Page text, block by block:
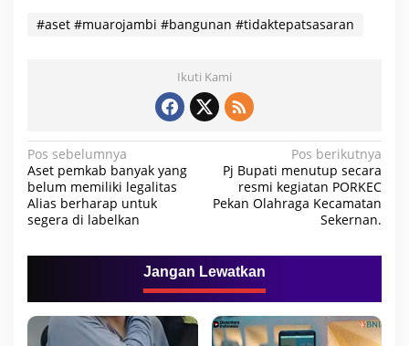
#aset #muarojambi #bangunan #tidaktepatsasaran
Ikuti Kami
N
a
v
g
s
Pos sebelumnya
Aset pemkab banyak yang
belum memiliki legalitas
Alias berharap untuk
segera di labelkan
Pos berikutnya
Pj Bupati menutup secara
resmi kegiatan PORKEC
Pekan Olahraga Kecamatan
Sekernan.
Jangan Lewatkan